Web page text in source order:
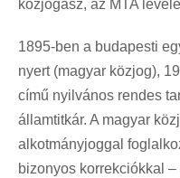
közjogász, az MTA
1895-ben a budapesti
nyert (magyar közjog),
című nyilvános rendes
államtitkár. A magyar
alkotmányjoggal
bizonyos korrekciókkal